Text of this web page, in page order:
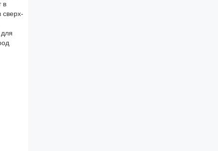
в
сверх-